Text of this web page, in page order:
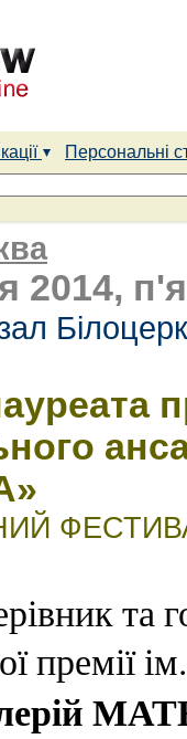
Персональні
2014,
та
премії